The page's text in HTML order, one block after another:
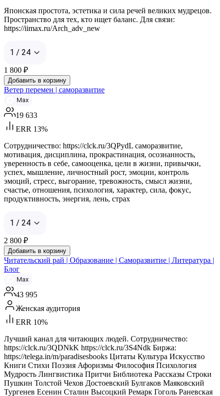
Японская простота, эстетика и сила речей великих мудрецов.
Пространство для тех, кто ищет баланс. Для связи:
https://iimax.ru/Arch_adv_new
1 / 24
1 800 ₽
Добавить в корзину
Ветер перемен | саморазвитие
Max
19 633
ERR 13%
Сотрудничество: https://clck.ru/3QPydL саморазвитие,
мотивация, дисциплина, прокрастинация, осознанность,
уверенность в себе, самооценка, цели в жизни, привычки,
успех, мышление, личностный рост, эмоции, контроль
эмоций, стресс, выгорание, тревожность, смысл жизни,
счастье, отношения, психология, характер, сила, фокус,
продуктивность, энергия, лень, страх
1 / 24
2 800 ₽
Добавить в корзину
Читательский рай | Образование | Саморазвитие | Литература |
Блог
Max
43 995
Женская аудитория
ERR 10%
Лучший канал для читающих людей. Сотрудничество:
https://clck.ru/3QDNkK https://clck.ru/3S4Ndk Биржа:
https://telega.in/m/paradisesbooks Цитаты Культура Искусство
Книги Стихи Поэзия Афоризмы Философия Психология
Мудрость Лингвистика Притчи Библиотека Рассказы Строки
Пушкин Толстой Чехов Достоевский Булгаков Маяковский
Тургенев Есенин Сталин Высоцкий Ремарк Гоголь Раневская